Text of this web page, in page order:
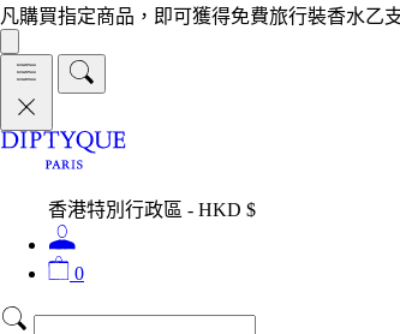
凡購買指定商品，即可獲得免費旅行裝香水乙
香港特別行政區 - HKD $
0